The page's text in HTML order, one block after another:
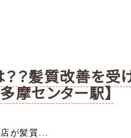
？髪質改善を受
摩センター駅】
が髪質...